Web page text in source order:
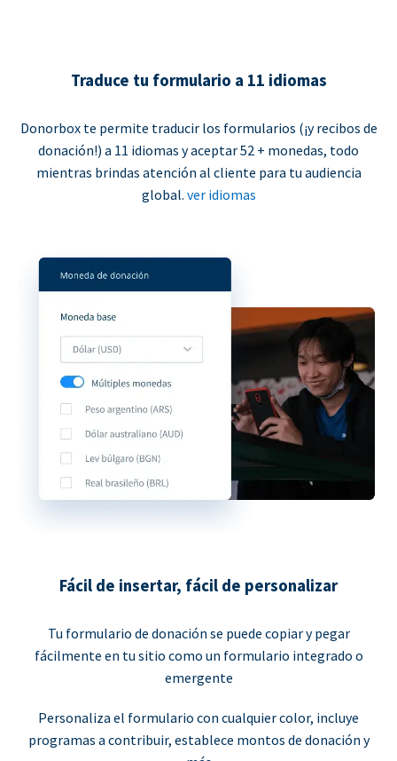
Traduce tu formulario a 11 idiomas
Donorbox te permite traducir los formularios (¡y recibos de
donación!) a 11 idiomas y aceptar 52 + monedas, todo
mientras brindas atención al cliente para tu audiencia
global. ver idiomas
Fácil de insertar, fácil de personalizar
Tu formulario de donación se puede copiar y pegar
fácilmente en tu sitio como un formulario integrado o
emergente
Personaliza el formulario con cualquier color, incluye
programas a contribuir, establece montos de donación y